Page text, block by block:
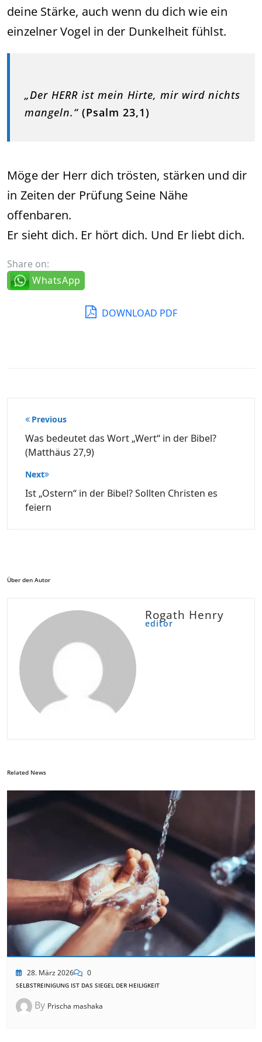
deine Stärke, auch wenn du dich wie ein
einzelner Vogel in der Dunkelheit fühlst.
„Der HERR ist mein Hirte, mir wird nichts
mangeln.“ (Psalm 23,1)
Möge der Herr dich trösten, stärken und dir
in Zeiten der Prüfung Seine Nähe
offenbaren.
Er sieht dich. Er hört dich. Und Er liebt dich.
Share on:
WhatsApp
DOWNLOAD PDF
Beitragsnavigation
Previous
Was bedeutet das Wort „Wert“ in der Bibel?
(Matthäus 27,9)
Next
Ist „Ostern“ in der Bibel? Sollten Christen es
feiern
Über den Autor
Rogath Henry
editor
Related News
28. März 2026 0
SELBSTREINIGUNG IST DAS SIEGEL DER HEILIGKEIT
By Prischa mashaka